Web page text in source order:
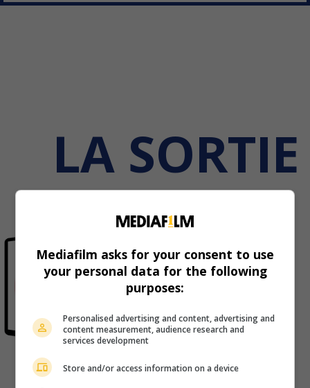
LA SORTIE
Mediafilm asks for your consent to use
your personal data for the following
purposes:
Personalised advertising and content, advertising and
content measurement, audience research and
services development
Store and/or access information on a device